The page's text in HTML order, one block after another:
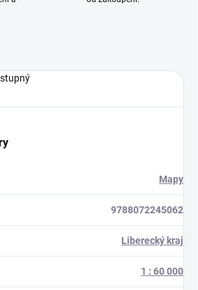
Mapy
9788072245062
Liberecký kraj
1 : 60 000